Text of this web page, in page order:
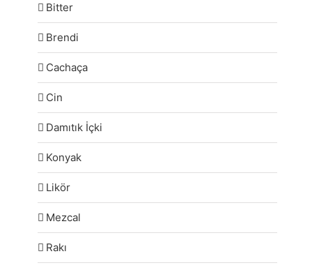
Bitter
Brendi
Cachaça
Cin
Damıtık İçki
Konyak
Likör
Mezcal
Rakı